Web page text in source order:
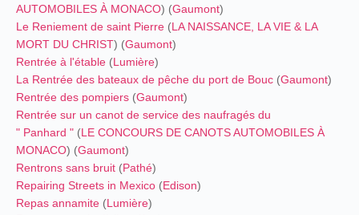
AUTOMOBILES À MONACO) (Gaumont)
Le Reniement de saint Pierre (LA NAISSANCE, LA VIE & LA
MORT DU CHRIST) (Gaumont)
Rentrée à l'étable (Lumière)
La Rentrée des bateaux de pêche du port de Bouc (Gaumont)
Rentrée des pompiers (Gaumont)
Rentrée sur un canot de service des naufragés du
" Panhard " (LE CONCOURS DE CANOTS AUTOMOBILES À
MONACO) (Gaumont)
Rentrons sans bruit (Pathé)
Repairing Streets in Mexico (Edison)
Repas annamite (Lumière)